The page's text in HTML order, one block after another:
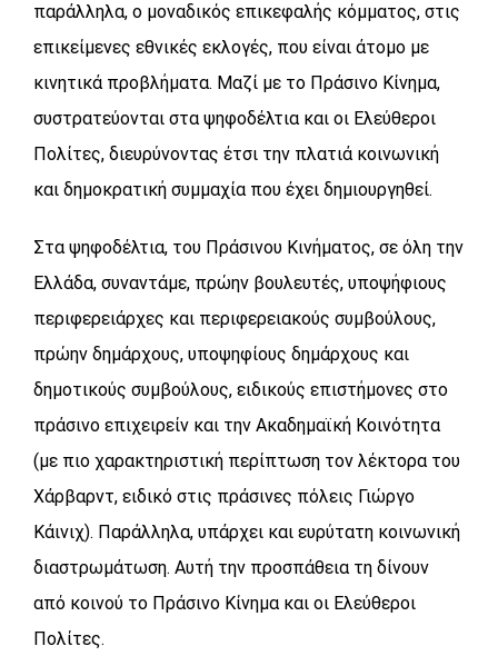
παράλληλα, ο μοναδικός επικεφαλής κόμματος, στις
επικείμενες εθνικές εκλογές, που είναι άτομο με
κινητικά προβλήματα. Μαζί με το Πράσινο Κίνημα,
συστρατεύονται στα ψηφοδέλτια και οι Ελεύθεροι
Πολίτες, διευρύνοντας έτσι την πλατιά κοινωνική
και δημοκρατική συμμαχία που έχει δημιουργηθεί.
Στα ψηφοδέλτια, του Πράσινου Κινήματος, σε όλη την
Ελλάδα, συναντάμε, πρώην βουλευτές, υποψήφιους
περιφερειάρχες και περιφερειακούς συμβούλους,
πρώην δημάρχους, υποψηφίους δημάρχους και
δημοτικούς συμβούλους, ειδικούς επιστήμονες στο
πράσινο επιχειρείν και την Ακαδημαϊκή Κοινότητα
(με πιο χαρακτηριστική περίπτωση τον λέκτορα του
Χάρβαρντ, ειδικό στις πράσινες πόλεις Γιώργο
Κάινιχ). Παράλληλα, υπάρχει και ευρύτατη κοινωνική
διαστρωμάτωση. Αυτή την προσπάθεια τη δίνουν
από κοινού το Πράσινο Κίνημα και οι Ελεύθεροι
Πολίτες.